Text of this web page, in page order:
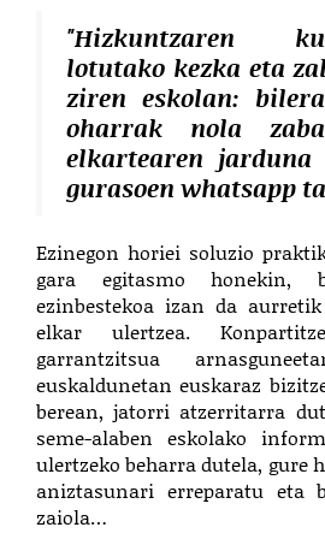
"Hizkuntzaren
lotutako kezka eta
ziren eskolan:
oharrak nola
elkartearen
gurasoen whatsapp
Ezinegon horiei soluzio
gara egitasmo honekin,
ezinbestekoa izan da
elkar ulertzea.
garrantzitsua
euskaldunetan euskaraz
berean, jatorri atzerritarra
seme-alaben eskolako
ulertzeko beharra dutela, gure
aniztasunari erreparatu eta
zaiola…